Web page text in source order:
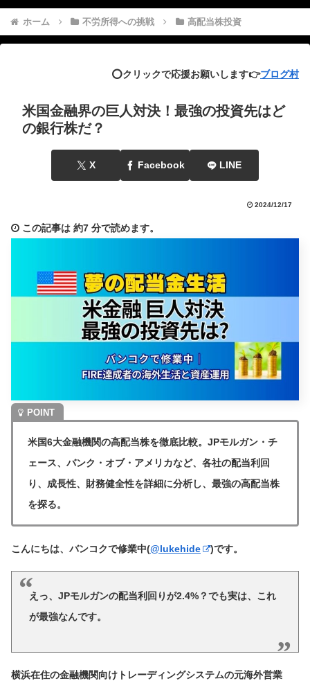
ホーム 不労所得への挑戦 高配当株投資
⭕️クリックで応援お願いします👉ブログ村
米国金融界の巨人対決！最強の投資先はど
の銀行株だ？
X Facebook LINE
2024/12/17
この記事は 約7 分で読めます。
米国6大金融機関の高配当株を徹底比較。JPモルガン・チ
ェース、バンク・オブ・アメリカなど、各社の配当利回
り、成長性、財務健全性を詳細に分析し、最強の高配当株
を探る。
こんにちは、バンコクで修業中(@lukehide )です。
えっ、JPモルガンの配当利回りが2.4%？でも実は、これ
が最強なんです。
横浜在住の金融機関向けトレーディングシステムの元海外営業